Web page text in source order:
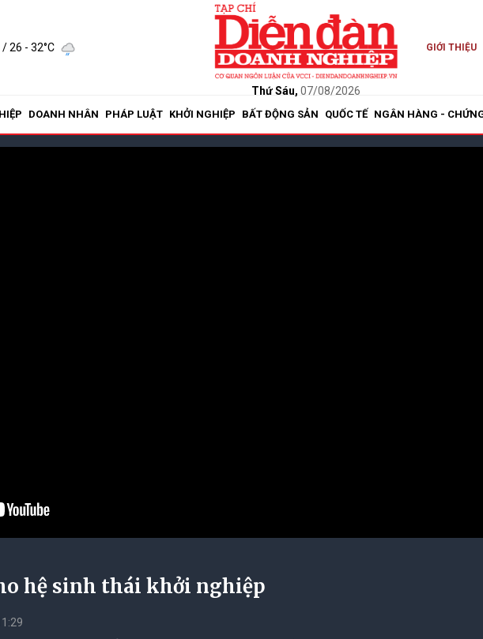
/ 26 - 32°C
Thứ Sáu, 07/08/2026
GIỚI THIỆU
DOANH NHÂN PHÁP LUẬT KHỞI NGHIỆP BẤT ĐỘNG SẢN QUỐC TẾ NGÂN HÀNG -
hệ sinh thái khởi nghiệp